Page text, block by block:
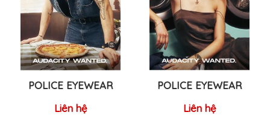
POLICE EYEWEAR
Liên hệ
POLICE EYEWEAR
Liên hệ